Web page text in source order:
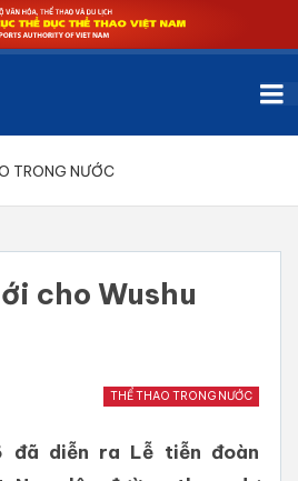
TRONG NƯỚC
cho Wushu
THỂ THAO TRONG NƯỚC
đã diễn ra Lễ tiễn đoàn